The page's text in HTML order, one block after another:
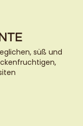
süß und